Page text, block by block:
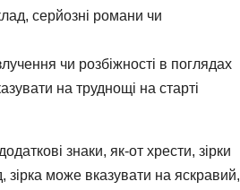
серйозні романи чи
чи розбіжності в поглядах
на труднощі на старті
знаки, як-от хрести, зірки
зірка може вказувати на яскравий,